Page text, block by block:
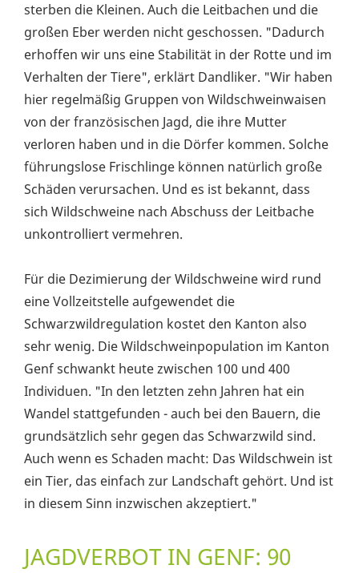
sterben die Kleinen. Auch die Leitbachen und die
großen Eber werden nicht geschossen. "Dadurch
erhoffen wir uns eine Stabilität in der Rotte und im
Verhalten der Tiere", erklärt Dandliker. "Wir haben
hier regelmäßig Gruppen von Wildschweinwaisen
von der französischen Jagd, die ihre Mutter
verloren haben und in die Dörfer kommen. Solche
führungslose Frischlinge können natürlich große
Schäden verursachen. Und es ist bekannt, dass
sich Wildschweine nach Abschuss der Leitbache
unkontrolliert vermehren.
Für die Dezimierung der Wildschweine wird rund
eine Vollzeitstelle aufgewendet die
Schwarzwildregulation kostet den Kanton also
sehr wenig. Die Wildschweinpopulation im Kanton
Genf schwankt heute zwischen 100 und 400
Individuen. "In den letzten zehn Jahren hat ein
Wandel stattgefunden - auch bei den Bauern, die
grundsätzlich sehr gegen das Schwarzwild sind.
Auch wenn es Schaden macht: Das Wildschwein ist
ein Tier, das einfach zur Landschaft gehört. Und ist
in diesem Sinn inzwischen akzeptiert."
JAGDVERBOT IN GENF: 90